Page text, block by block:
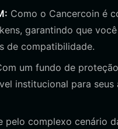
Como o Cancercoin é
garantindo que
de compatibilidade.
um fundo de
institucional para
pelo complexo cenário